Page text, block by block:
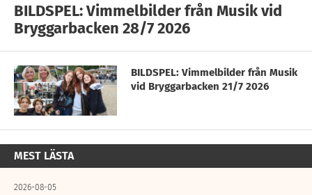
BILDSPEL: Vimmelbilder från Musik vid
Bryggarbacken 28/7 2026
BILDSPEL: Vimmelbilder från Musik
vid Bryggarbacken 21/7 2026
MEST LÄSTA
2026-08-05